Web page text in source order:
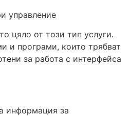
управление
цяло от този тип услуги.
и програми, които трябват
за работа с интерфейса
информация за